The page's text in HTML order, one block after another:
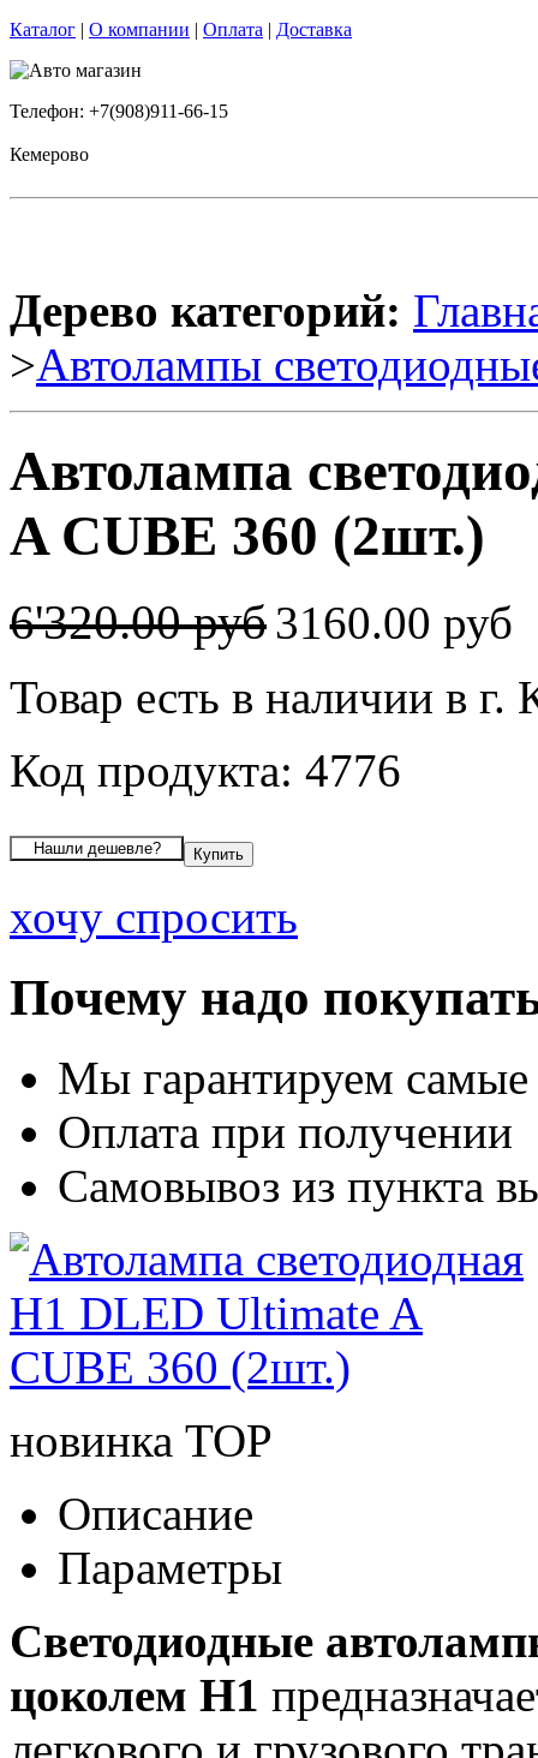
Каталог | О компании | Оплата | Доставка
Телефон: +7(908)911-66-15
Кемерово
Дерево категорий:
>Автолампы
Автолампа
A CUBE 360 (2шт.)
6'320.00 руб3160.00 руб
Товар есть в наличии в г.
Код продукта: 4776
хочу спросить
Почему надо
Мы гарантируем
Оплата при получении
Самовывоз из пункта
новинка TOP
Описание
Параметры
Светодиодные
цоколем H1